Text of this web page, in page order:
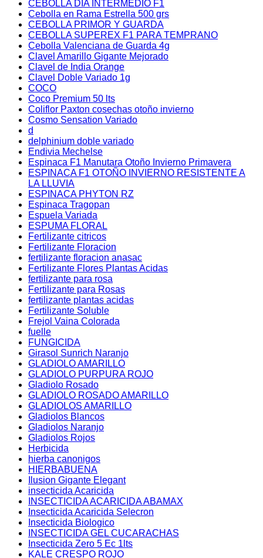
CEBOLLA DIA INTERMEDIO F1
Cebolla en Rama Estrella 500 grs
CEBOLLA PRIMOR Y GUARDA
CEBOLLA SUPEREX F1 PARA TEMPRANO
Cebolla Valenciana de Guarda 4g
Clavel Amarillo Gigante Mejorado
Clavel de India Orange
Clavel Doble Variado 1g
COCO
Coco Premium 50 lts
Coliflor Paxton cosechas otoño invierno
Cosmo Sensation Variado
d
delphinium doble variado
Endivia Mechelse
Espinaca F1 Manutara Otoño Invierno Primavera
ESPINACA F1 OTOÑO INVIERNO RESISTENTE A
LA LLUVIA
ESPINACA PHYTON RZ
Espinaca Tragopan
Espuela Variada
ESPUMA FLORAL
Fertilizante citricos
Fertilizante Floracion
fertilizante floracion anasac
Fertilizante Flores Plantas Acidas
fertilizante para rosa
Fertilizante para Rosas
fertilizante plantas acidas
Fertilizante Soluble
Frejol Vaina Colorada
fuelle
FUNGICIDA
Girasol Sunrich Naranjo
GLADIOLO AMARILLO
GLADIOLO PURPURA ROJO
Gladiolo Rosado
GLADIOLO ROSADO AMARILLO
GLADIOLOS AMARILLO
Gladiolos Blancos
Gladiolos Naranjo
Gladiolos Rojos
Herbicida
hierba canonigos
HIERBABUENA
Ilusion Gigante Elegant
insecticida Acaricida
INSECTICIDA ACARICIDA ABAMAX
Insecticida Acaricida Selecron
Insecticida Biologico
INSECTICIDA GEL CUCARACHAS
Insecticida Zero 5 Ec 1lts
KALE CRESPO ROJO